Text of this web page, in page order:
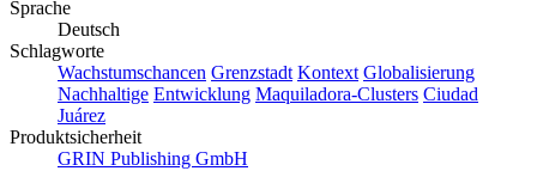
Sprache
Deutsch
Schlagworte
Wachstumschancen Grenzstadt Kontext Globalisierung
Nachhaltige Entwicklung Maquiladora-Clusters Ciudad
Juárez
Produktsicherheit
GRIN Publishing GmbH